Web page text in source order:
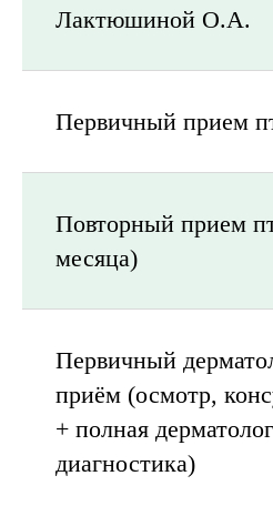
Лактюшиной О.А.
Первичный прием
Повторный прием
месяца)
Первичный
приём (осмотр,
+ полная
диагностика)